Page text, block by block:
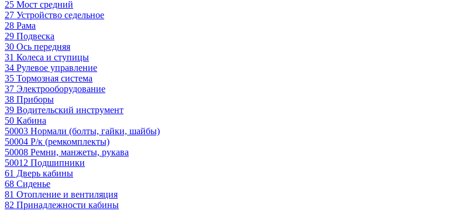
25 Мост средний
27 Устройство седельное
28 Рама
29 Подвеска
30 Ось передняя
31 Колеса и ступицы
34 Рулевое управление
35 Тормозная система
37 Электрооборудование
38 Приборы
39 Водительский инструмент
50 Кабина
50003 Нормали (болты, гайки, шайбы)
50004 Р/к (ремкомплекты)
50008 Ремни, манжеты, рукава
50012 Подшипники
61 Дверь кабины
68 Сиденье
81 Отопление и вентиляция
82 Принадлежности кабины